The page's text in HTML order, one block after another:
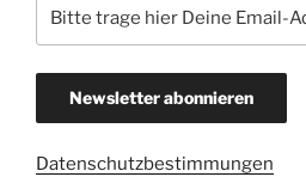
Datenschutzbestimmungen